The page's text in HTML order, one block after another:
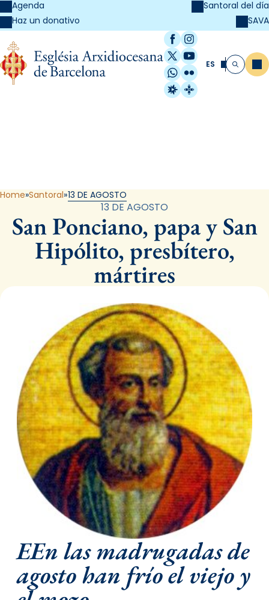
Agenda
Haz un donativo
Santoral del día
SAVA
Facebook
Instagram
X / Twitter
YouTube
WhatsApp
Flickr
Radio Estel
Catalunya
ES Buscar
Home Santoral 13 DE AGOSTO
13 DE AGOSTO
San Ponciano, papa y San
Hipólito, presbítero,
mártires
EEn las madrugadas de
agosto han frío el viejo y